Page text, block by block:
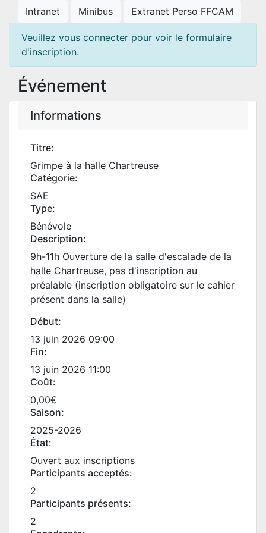
Intranet Minibus Extranet Perso FFCAM
Veuillez vous connecter pour voir le formulaire
d'inscription.
Événement
Informations
Titre:
Grimpe à la halle Chartreuse
Catégorie:
SAE
Type:
Bénévole
Description:
9h-11h Ouverture de la salle d'escalade de la
halle Chartreuse, pas d'inscription au
préalable (inscription obligatoire sur le cahier
présent dans la salle)
Début:
13 juin 2026 09:00
Fin:
13 juin 2026 11:00
Coût:
0,00€
Saison:
2025-2026
État:
Ouvert aux inscriptions
Participants acceptés:
2
Participants présents:
2